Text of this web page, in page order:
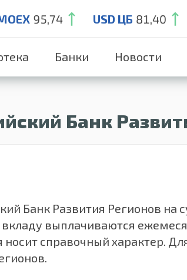
95,74 USD ЦБ 81,40
Банки Новости
Банк
Банк Развития Регионов на
вкладу выплачиваются
справочный характер.